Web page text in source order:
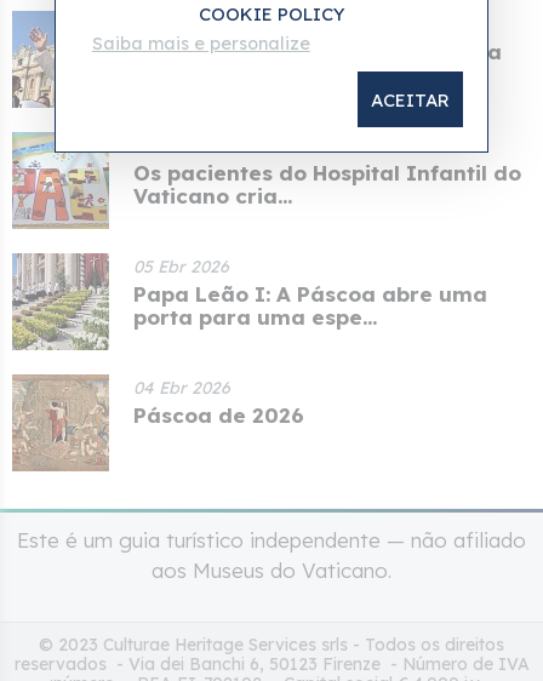
24 Ebr 2026
Foi divulgado o itinerário do Papa
Os pacientes do Hospital Infantil do
Vaticano cria...
05 Ebr 2026
Papa Leão I: A Páscoa abre uma
porta para uma espe...
04 Ebr 2026
Páscoa de 2026
Este é um guia turístico independente — não afiliado
aos Museus do Vaticano.
© 2023 Culturae Heritage Services srls - Todos os direitos
reservados - Via dei Banchi 6, 50123 Firenze - Número de IVA
COOKIE POLICY
Saiba mais e personalize
ACEITAR